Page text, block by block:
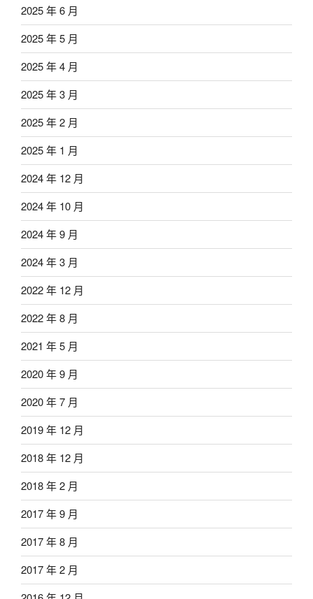
2025 年 6 月
2025 年 5 月
2025 年 4 月
2025 年 3 月
2025 年 2 月
2025 年 1 月
2024 年 12 月
2024 年 10 月
2024 年 9 月
2024 年 3 月
2022 年 12 月
2022 年 8 月
2021 年 5 月
2020 年 9 月
2020 年 7 月
2019 年 12 月
2018 年 12 月
2018 年 2 月
2017 年 9 月
2017 年 8 月
2017 年 2 月